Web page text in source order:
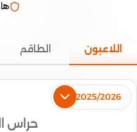
اللاعبون الطاقم
2025/2026
حراس